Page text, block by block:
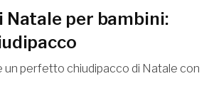
per bambini:
un perfetto chiudipacco di Natale con